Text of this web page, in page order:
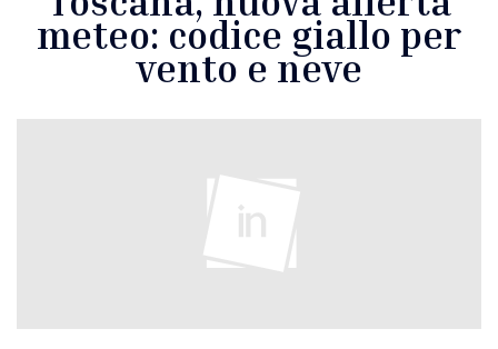
meteo: codice giallo per
vento e neve